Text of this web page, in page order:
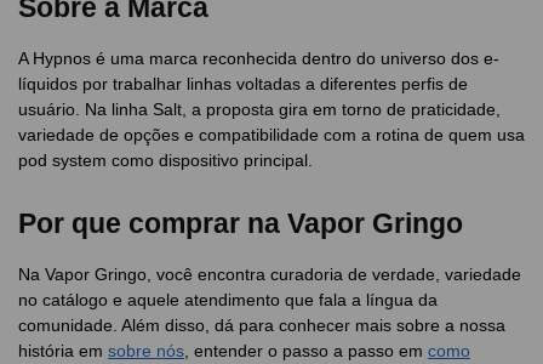
Sobre a Marca
A Hypnos é uma marca reconhecida dentro do universo dos e-
líquidos por trabalhar linhas voltadas a diferentes perfis de
usuário. Na linha Salt, a proposta gira em torno de praticidade,
variedade de opções e compatibilidade com a rotina de quem usa
pod system como dispositivo principal.
Por que comprar na Vapor Gringo
Na Vapor Gringo, você encontra curadoria de verdade, variedade
no catálogo e aquele atendimento que fala a língua da
comunidade. Além disso, dá para conhecer mais sobre a nossa
história em sobre nós , entender o passo a passo em como